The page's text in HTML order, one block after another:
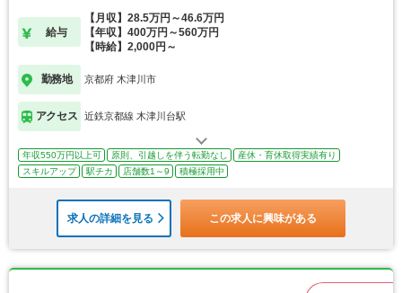
給与
【月収】28.5万円～46.6万円
【年収】400万円～560万円
【時給】2,000円～
勤務地 京都府 木津川市
アクセス 近鉄京都線 木津川台駅
年収550万円以上可 原則、引越しを伴う転勤なし
産休・育休取得実績有り
スキルアップ
駅チカ 店舗数1～9 積極採用中
求人の詳細を見る この求人に興味がある